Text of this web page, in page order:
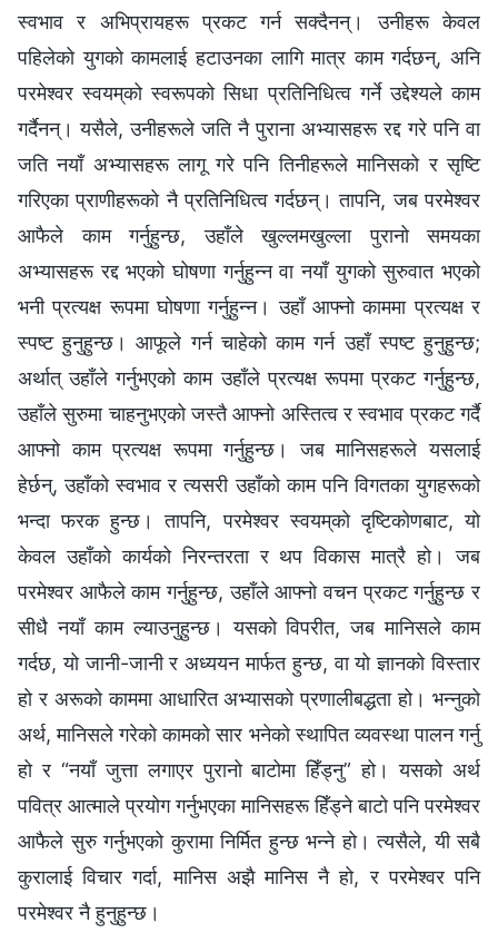
स्वभाव र अभिप्रायहरू प्रकट गर्न सक्दैनन्। उनीहरू केवल
पहिलेको युगको कामलाई हटाउनका लागि मात्र काम गर्दछन्, अनि
परमेश्‍वर स्‍वयम्‌को स्वरूपको सिधा प्रतिनिधित्व गर्ने उद्देश्यले काम
गर्दैनन्। यसैले, उनीहरूले जति नै पुराना अभ्यासहरू रद्द गरे पनि वा
जति नयाँ अभ्यासहरू लागू गरे पनि तिनीहरूले मानिसको र सृष्टि
गरिएका प्राणीहरूको नै प्रतिनिधित्व गर्दछन्। तापनि, जब परमेश्‍वर
आफैले काम गर्नुहुन्छ, उहाँले खुल्लमखुल्ला पुरानो समयका
अभ्यासहरू रद्द भएको घोषणा गर्नुहुन्न वा नयाँ युगको सुरुवात भएको
भनी प्रत्यक्ष रूपमा घोषणा गर्नुहुन्न। उहाँ आफ्नो काममा प्रत्यक्ष र
स्पष्ट हुनुहुन्छ। आफूले गर्न चाहेको काम गर्न उहाँ स्पष्ट हुनुहुन्छ;
अर्थात् उहाँले गर्नुभएको काम उहाँले प्रत्यक्ष रूपमा प्रकट गर्नुहुन्छ,
उहाँले सुरुमा चाहनुभएको जस्तै आफ्नो अस्तित्व र स्वभाव प्रकट गर्दै
आफ्नो काम प्रत्यक्ष रूपमा गर्नुहुन्छ। जब मानिसहरूले यसलाई
हेर्छन्, उहाँको स्वभाव र त्यसरी उहाँको काम पनि विगतका युगहरूको
भन्दा फरक हुन्छ। तापनि, परमेश्‍वर स्वयम्‌को दृष्टिकोणबाट, यो
केवल उहाँको कार्यको निरन्तरता र थप विकास मात्रै हो। जब
परमेश्‍वर आफैले काम गर्नुहुन्छ, उहाँले आफ्नो वचन प्रकट गर्नुहुन्छ र
सीधै नयाँ काम ल्याउनुहुन्छ। यसको विपरीत, जब मानिसले काम
गर्दछ, यो जानी-जानी र अध्ययन मार्फत हुन्छ, वा यो ज्ञानको विस्तार
हो र अरूको काममा आधारित अभ्यासको प्रणालीबद्धता हो। भन्नुको
अर्थ, मानिसले गरेको कामको सार भनेको स्थापित व्यवस्था पालन गर्नु
हो र “नयाँ जुत्ता लगाएर पुरानो बाटोमा हिँड्नु” हो। यसको अर्थ
पवित्र आत्माले प्रयोग गर्नुभएका मानिसहरू हिँड्ने बाटो पनि परमेश्‍वर
आफैले सुरु गर्नुभएको कुरामा निर्मित हुन्छ भन्‍ने हो। त्यसैले, यी सबै
कुरालाई विचार गर्दा, मानिस अझै मानिस नै हो, र परमेश्‍वर पनि
परमेश्‍वर नै हुनुहुन्छ।